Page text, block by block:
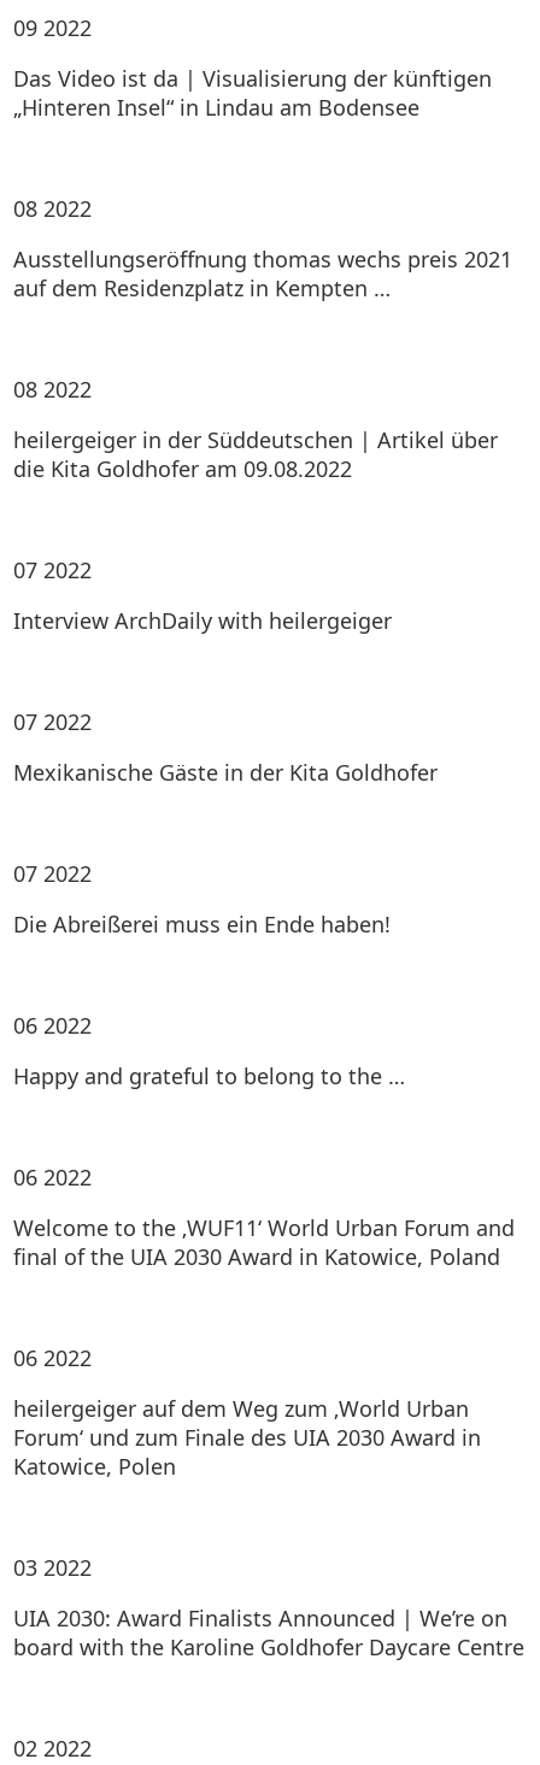
09 2022
Das Video ist da | Visualisierung der künftigen
„Hinteren Insel“ in Lindau am Bodensee
08 2022
Ausstellungseröffnung thomas wechs preis 2021
auf dem Residenzplatz in Kempten …
08 2022
heilergeiger in der Süddeutschen | Artikel über
die Kita Goldhofer am 09.08.2022
07 2022
Interview ArchDaily with heilergeiger
07 2022
Mexikanische Gäste in der Kita Goldhofer
07 2022
Die Abreißerei muss ein Ende haben!
06 2022
Happy and grateful to belong to the …
06 2022
Welcome to the ‚WUF11‘ World Urban Forum and
final of the UIA 2030 Award in Katowice, Poland
06 2022
heilergeiger auf dem Weg zum ‚World Urban
Forum‘ und zum Finale des UIA 2030 Award in
Katowice, Polen
03 2022
UIA 2030: Award Finalists Announced | We’re on
board with the Karoline Goldhofer Daycare Centre
02 2022